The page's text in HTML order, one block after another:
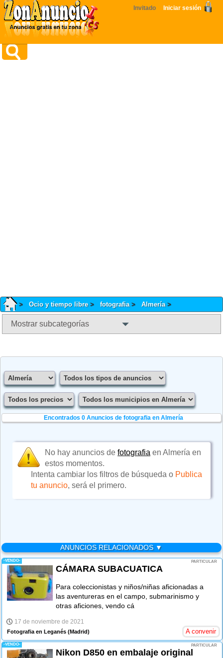
Invitado Iniciar sesión
Ocio y tiempo libre fotografia Almería
Mostrar subcategorías
Encontrados 0Anuncios de fotografia en Almería
No hay anuncios defotografia en Almería en
estos momentos.
Intenta cambiar los filtros de búsqueda o Publica
tu anuncio, será el primero.
ANUNCIOS RELACIONADOS ▼
-VENDO- PARTICULAR
CÁMARA SUBACUATICA
Para coleccionistas y niños/niñas aficionadas a
las aventureras en el campo, submarinismo y
otras aficiones, vendo cá
17 de noviembre de 2021
Fotografia en Leganés (Madrid) A convenir
-VENDO- PARTICULAR
Nikon D850 en embalaje original